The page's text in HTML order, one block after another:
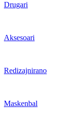
Drugari
Aksesoari
Redizajnirano
Maskenbal